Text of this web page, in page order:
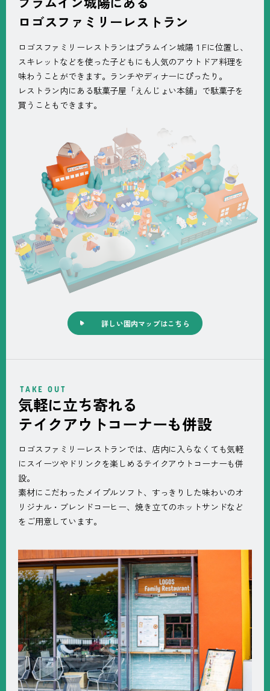
ロゴスファミリーレストラン
ロゴスファミリーレストランはプラムイン城陽１Fに位置し、
スキレットなどを使った子どもにも人気のアウトドア料理を
味わうことができます。ランチやディナーにぴったり。
レストラン内にある駄菓子屋「えんじょい本舗」で駄菓子を
買うこともできます。
詳しい園内マップはこちら
TAKE OUT
気軽に立ち寄れる
テイクアウトコーナーも併設
ロゴスファミリーレストランでは、店内に入らなくても気軽
にスイーツやドリンクを楽しめるテイクアウトコーナーも併
設。
素材にこだわったメイプルソフト、すっきりした味わいのオ
リジナル・ブレンドコーヒー、焼き立てのホットサンドなど
をご用意しています。